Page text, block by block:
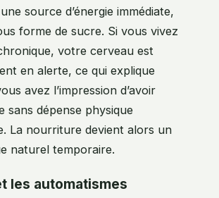
source d’énergie immédiate,
forme de sucre. Si vous vivez
votre cerveau est
en alerte, ce qui explique
avez l’impression d’avoir
sans dépense physique
La nourriture devient alors un
naturel temporaire.
les automatismes